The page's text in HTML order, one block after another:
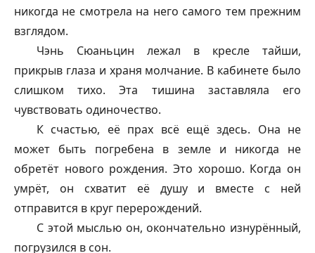
никогда не смотрела на него самого тем прежним
взглядом.
Чэнь Сюаньцин лежал в кресле тайши,
прикрыв глаза и храня молчание. В кабинете было
слишком тихо. Эта тишина заставляла его
чувствовать одиночество.
К счастью, её прах всё ещё здесь. Она не
может быть погребена в земле и никогда не
обретёт нового рождения. Это хорошо. Когда он
умрёт, он схватит её душу и вместе с ней
отправится в круг перерождений.
С этой мыслью он, окончательно изнурённый,
погрузился в сон.